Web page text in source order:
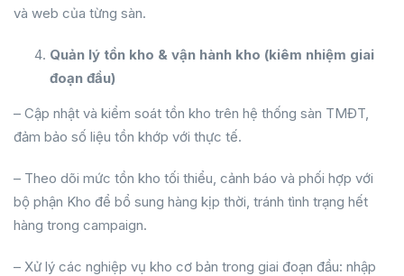
và web của từng sàn.
Quản lý tồn kho & vận hành kho (kiêm nhiệm giai
đoạn đầu)
– Cập nhật và kiểm soát tồn kho trên hệ thống sàn TMĐT,
đảm bảo số liệu tồn khớp với thực tế.
– Theo dõi mức tồn kho tối thiểu, cảnh báo và phối hợp với
bộ phận Kho để bổ sung hàng kịp thời, tránh tình trạng hết
hàng trong campaign.
– Xử lý các nghiệp vụ kho cơ bản trong giai đoạn đầu: nhập